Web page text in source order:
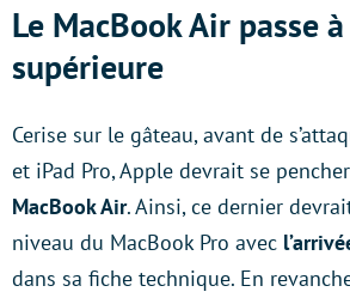
Le MacBook Air passe
supérieure
Cerise sur le gâteau, avant de
et iPad Pro, Apple devrait se
MacBook Air. Ainsi, ce dernier
niveau du MacBook Pro avec
dans sa fiche technique. En